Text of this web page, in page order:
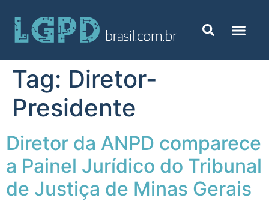
Tag: Diretor-
Presidente
Diretor da ANPD comparece
a Painel Jurídico do Tribunal
de Justiça de Minas Gerais